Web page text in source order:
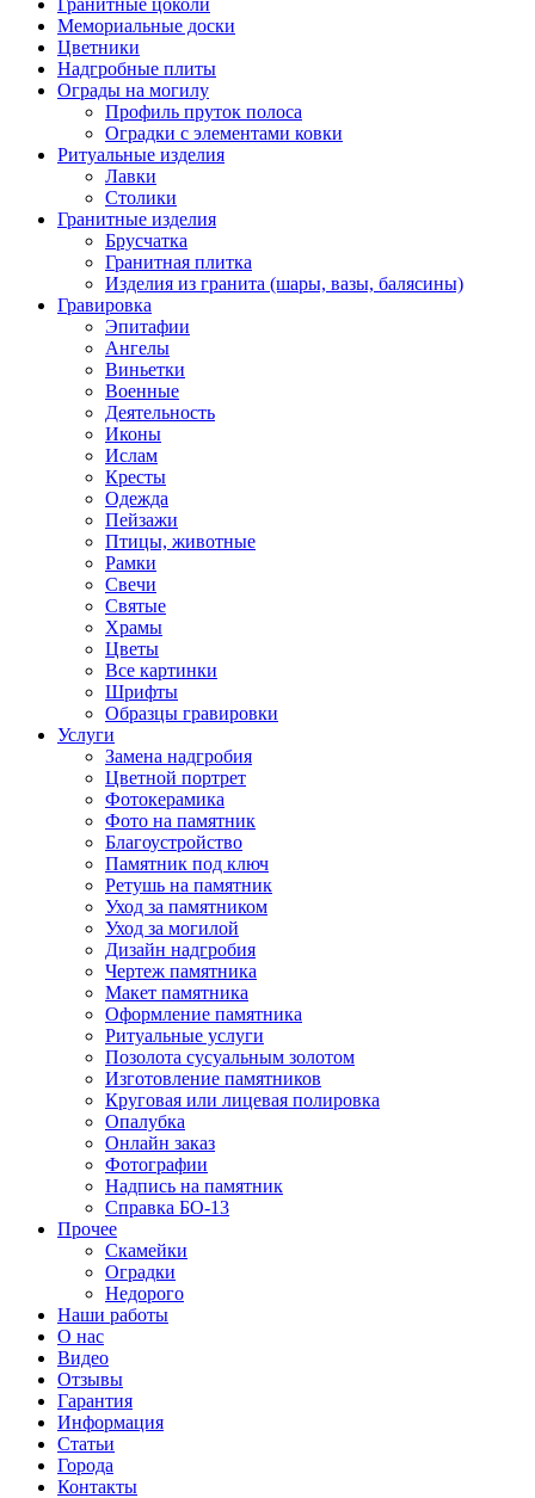
Гранитные цоколи
Мемориальные доски
Цветники
Надгробные плиты
Ограды на могилу
Профиль пруток полоса
Оградки с элементами ковки
Ритуальные изделия
Лавки
Столики
Гранитные изделия
Брусчатка
Гранитная плитка
Изделия из гранита (шары, вазы, балясины)
Гравировка
Эпитафии
Ангелы
Виньетки
Военные
Деятельность
Иконы
Ислам
Кресты
Одежда
Пейзажи
Птицы, животные
Рамки
Свечи
Святые
Храмы
Цветы
Все картинки
Шрифты
Образцы гравировки
Услуги
Замена надгробия
Цветной портрет
Фотокерамика
Фото на памятник
Благоустройство
Памятник под ключ
Ретушь на памятник
Уход за памятником
Уход за могилой
Дизайн надгробия
Чертеж памятника
Макет памятника
Оформление памятника
Ритуальные услуги
Позолота сусуальным золотом
Изготовление памятников
Круговая или лицевая полировка
Опалубка
Онлайн заказ
Фотографии
Надпись на памятник
Справка БО-13
Прочее
Скамейки
Оградки
Недорого
Наши работы
О нас
Видео
Отзывы
Гарантия
Информация
Статьи
Города
Контакты